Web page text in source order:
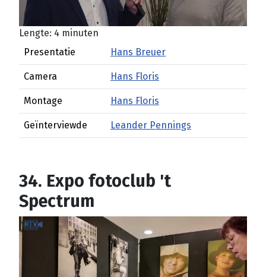
Lengte: 4 minuten
Presentatie
Hans Breuer
Camera Hans Floris
Montage Hans Floris
Geïnterviewde Leander Pennings
34. Expo fotoclub 't
Spectrum